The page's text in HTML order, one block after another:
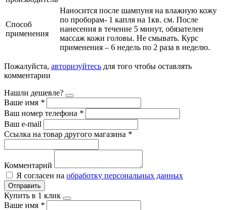
Способ
применения
Наносится после шампуня на влажную кожу
по проборам- 1 капля на 1кв. см. После
нанесения в течение 5 минут, обязателен
массаж кожи головы. Не смывать. Курс
применения – 6 недель по 2 раза в неделю.
Пожалуйста, авторизуйтесь для того чтобы оставлять
комментарии
Нашли дешевле?
Ваше имя *
Ваш номер телефона *
Ваш e-mail
Ссылка на товар другого магазина *
Комментарий
Я согласен на обработку персональных данных
Отправить
Купить в 1 клик
Ваше имя *